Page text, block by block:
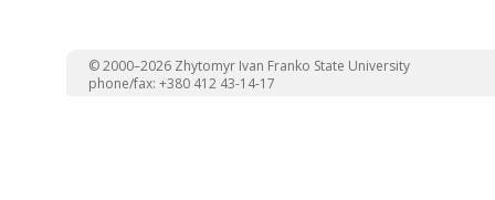
© 2000–2026 Zhytomyr Ivan Franko State University
phone/fax: +380 412 43-14-17